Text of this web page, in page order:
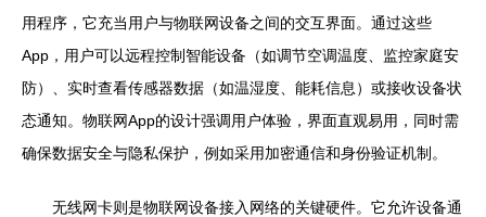
用程序，它充当用户与物联网设备之间的交互界面。通过这些
App，用户可以远程控制智能设备（如调节空调温度、监控家庭安
防）、实时查看传感器数据（如温湿度、能耗信息）或接收设备状
态通知。物联网App的设计强调用户体验，界面直观易用，同时需
确保数据安全与隐私保护，例如采用加密通信和身份验证机制。
无线网卡则是物联网设备接入网络的关键硬件。它允许设备通